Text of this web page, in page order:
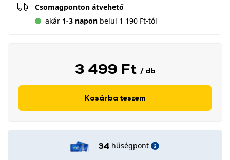
Csomagponton átvehető
akár 1-3 napon belül 1 190 Ft-tól
3 499 Ft / db
Kosárba teszem
34 hűségpont